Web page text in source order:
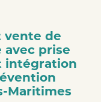
vente de
avec prise
intégration
Maritimes